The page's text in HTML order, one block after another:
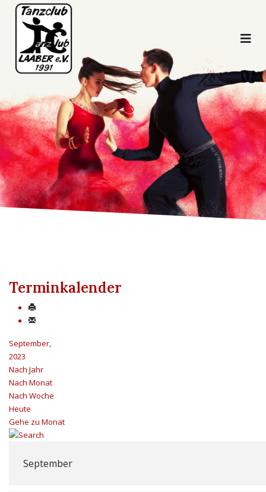
Terminkalender
September,
2023
Nach Jahr
Nach Monat
Nach Woche
Heute
Gehe zu Monat